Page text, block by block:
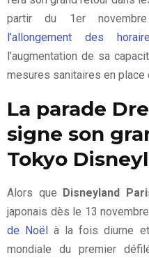
partir du 1er novembre
l’allongement des
l’augmentation de sa
mesures sanitaires en place
La parade
signe son
Tokyo
Alors que Disneyland
japonais dès le 13
de Noël à la fois diurne et
mondiale du premier